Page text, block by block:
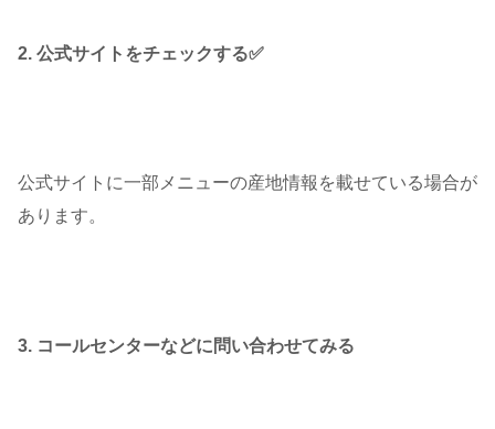
2. 公式サイトをチェックする✅
公式サイトに一部メニューの産地情報を載せている場合が
あります。
3. コールセンターなどに問い合わせてみる